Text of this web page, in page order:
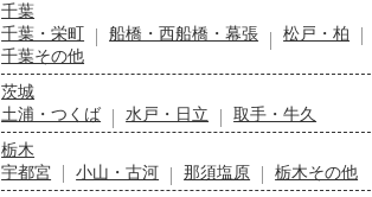
千葉
千葉・栄町
船橋・西船橋・幕張 松戸・柏
千葉その他
茨城
土浦・つくば
水戸・日立
取手・牛久
栃木
宇都宮
小山・古河 那須塩原
栃木その他